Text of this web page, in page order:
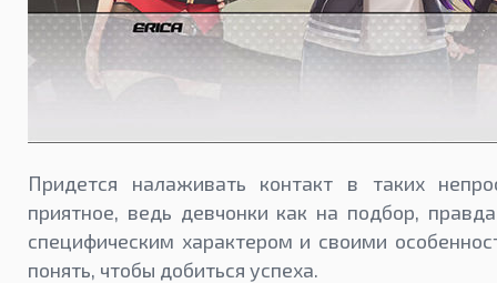
Придется налаживать контакт в таких
приятное, ведь девчонки как на подбор,
специфическим характером и своими
понять, чтобы добиться успеха.